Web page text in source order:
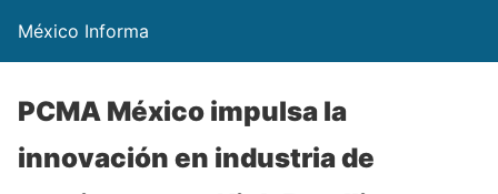
México Informa
PCMA México impulsa la
innovación en industria de